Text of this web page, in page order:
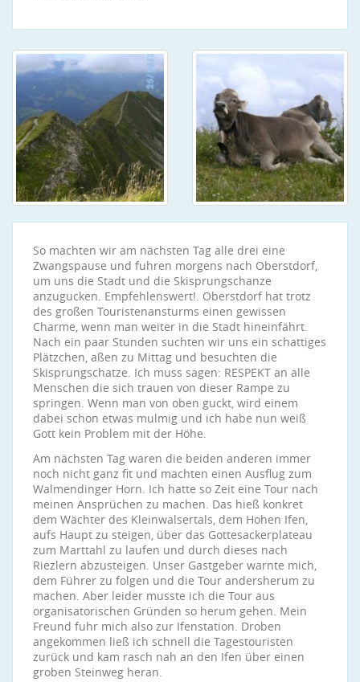
So machten wir am nächsten Tag alle drei eine
Zwangspause und fuhren morgens nach Oberstdorf,
um uns die Stadt und die Skisprungschanze
anzugucken. Empfehlenswert!. Oberstdorf hat trotz
des großen Touristenansturms einen gewissen
Charme, wenn man weiter in die Stadt hineinfährt.
Nach ein paar Stunden suchten wir uns ein schattiges
Plätzchen, aßen zu Mittag und besuchten die
Skisprungschatze. Ich muss sagen: RESPEKT an alle
Menschen die sich trauen von dieser Rampe zu
springen. Wenn man von oben guckt, wird einem
dabei schon etwas mulmig und ich habe nun weiß
Gott kein Problem mit der Höhe.
Am nächsten Tag waren die beiden anderen immer
noch nicht ganz fit und machten einen Ausflug zum
Walmendinger Horn. Ich hatte so Zeit eine Tour nach
meinen Ansprüchen zu machen. Das hieß konkret
dem Wächter des Kleinwalsertals, dem Hohen Ifen,
aufs Haupt zu steigen, über das Gottesackerplateau
zum Marttahl zu laufen und durch dieses nach
Riezlern abzusteigen. Unser Gastgeber warnte mich,
dem Führer zu folgen und die Tour andersherum zu
machen. Aber leider musste ich die Tour aus
organisatorischen Gründen so herum gehen. Mein
Freund fuhr mich also zur Ifenstation. Droben
angekommen ließ ich schnell die Tagestouristen
zurück und kam rasch nah an den Ifen über einen
groben Steinweg heran.